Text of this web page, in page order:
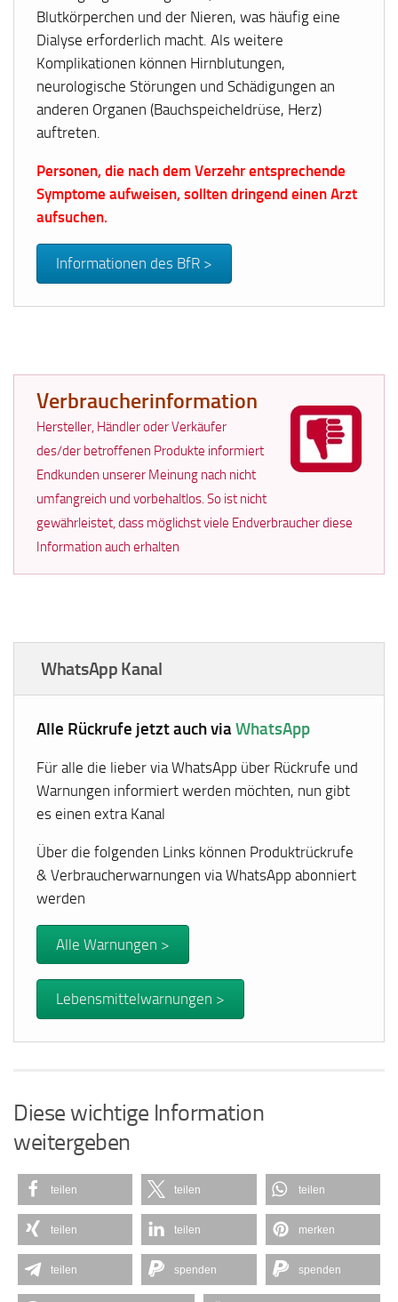
Blutkörperchen und der Nieren, was häufig eine
Dialyse erforderlich macht. Als weitere
Komplikationen können Hirnblutungen,
neurologische Störungen und Schädigungen an
anderen Organen (Bauchspeicheldrüse, Herz)
auftreten.
Personen, die nach dem Verzehr entsprechende
Symptome aufweisen, sollten dringend einen Arzt
aufsuchen.
Informationen des BfR >
Verbraucherinformation
Hersteller, Händler oder Verkäufer
des/der betroffenen Produkte informiert
Endkunden unserer Meinung nach nicht
umfangreich und vorbehaltlos. So ist nicht
gewährleistet, dass möglichst viele Endverbraucher diese
Information auch erhalten
WhatsApp Kanal
Alle Rückrufe jetzt auch viaWhatsApp
Für alle die lieber via WhatsApp über Rückrufe und
Warnungen informiert werden möchten, nun gibt
es einen extra Kanal
Über die folgenden Links können Produktrückrufe
& Verbraucherwarnungen via WhatsApp abonniert
werden
Alle Warnungen >
Lebensmittelwarnungen >
Diese wichtige Information
weitergeben
teilen teilen teilen
teilen teilen merken
teilen spenden spenden